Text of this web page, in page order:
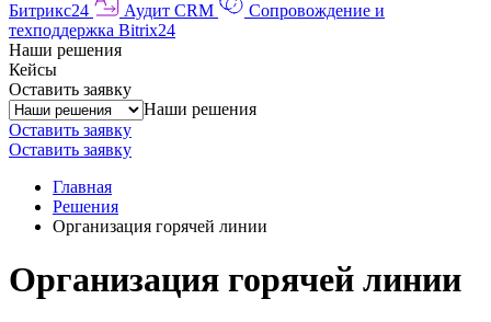
Битрикс24
Аудит CRM
Сопровождение и
техподдержка Bitrix24
Наши решения
Кейсы
Оставить заявку
Наши решения
Оставить заявку
Оставить заявку
Главная
Решения
Организация горячей линии
Организация горячей линии